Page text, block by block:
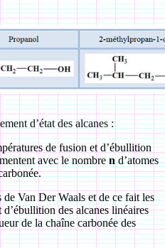
d’état des alcanes :
de fusion et d’ébullition
avec le nombrend’atomes
de Van Der Waals et de ce fait les
des alcanes linéaires
de la chaîne carbonée des